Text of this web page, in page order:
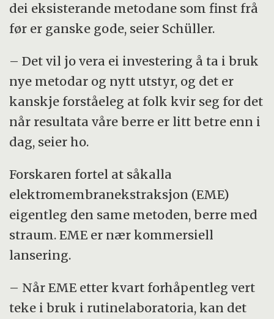
dei eksisterande metodane som finst frå
før er ganske gode, seier Schüller.
– Det vil jo vera ei investering å ta i bruk
nye metodar og nytt utstyr, og det er
kanskje forståeleg at folk kvir seg for det
når resultata våre berre er litt betre enn i
dag, seier ho.
Forskaren fortel at såkalla
elektromembranekstraksjon (EME)
eigentleg den same metoden, berre med
straum. EME er nær kommersiell
lansering.
– Når EME etter kvart forhåpentleg vert
teke i bruk i rutinelaboratoria, kan det